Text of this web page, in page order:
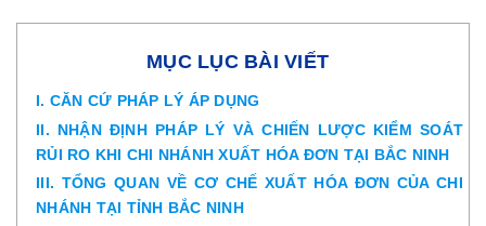
BẢNG GIÁ ĐÀO TẠO TUYỂN DỤNG LIÊN HỆ
MỤC LỤC BÀI VIẾT
I. CĂN CỨ PHÁP LÝ ÁP DỤNG
II. NHẬN ĐỊNH PHÁP LÝ VÀ CHIẾN LƯỢC KIỂM SOÁT
RỦI RO KHI CHI NHÁNH XUẤT HÓA ĐƠN TẠI BẮC NINH
III. TỔNG QUAN VỀ CƠ CHẾ XUẤT HÓA ĐƠN CỦA CHI
NHÁNH TẠI TỈNH BẮC NINH